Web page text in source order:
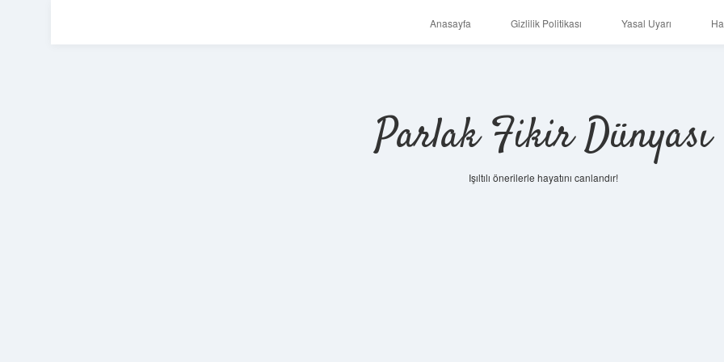
Anasayfa Gizlilik Politikası Yasal Uyarı
Parlak Fikir Dünyası
Işıltılı önerilerle hayatını canlandır!